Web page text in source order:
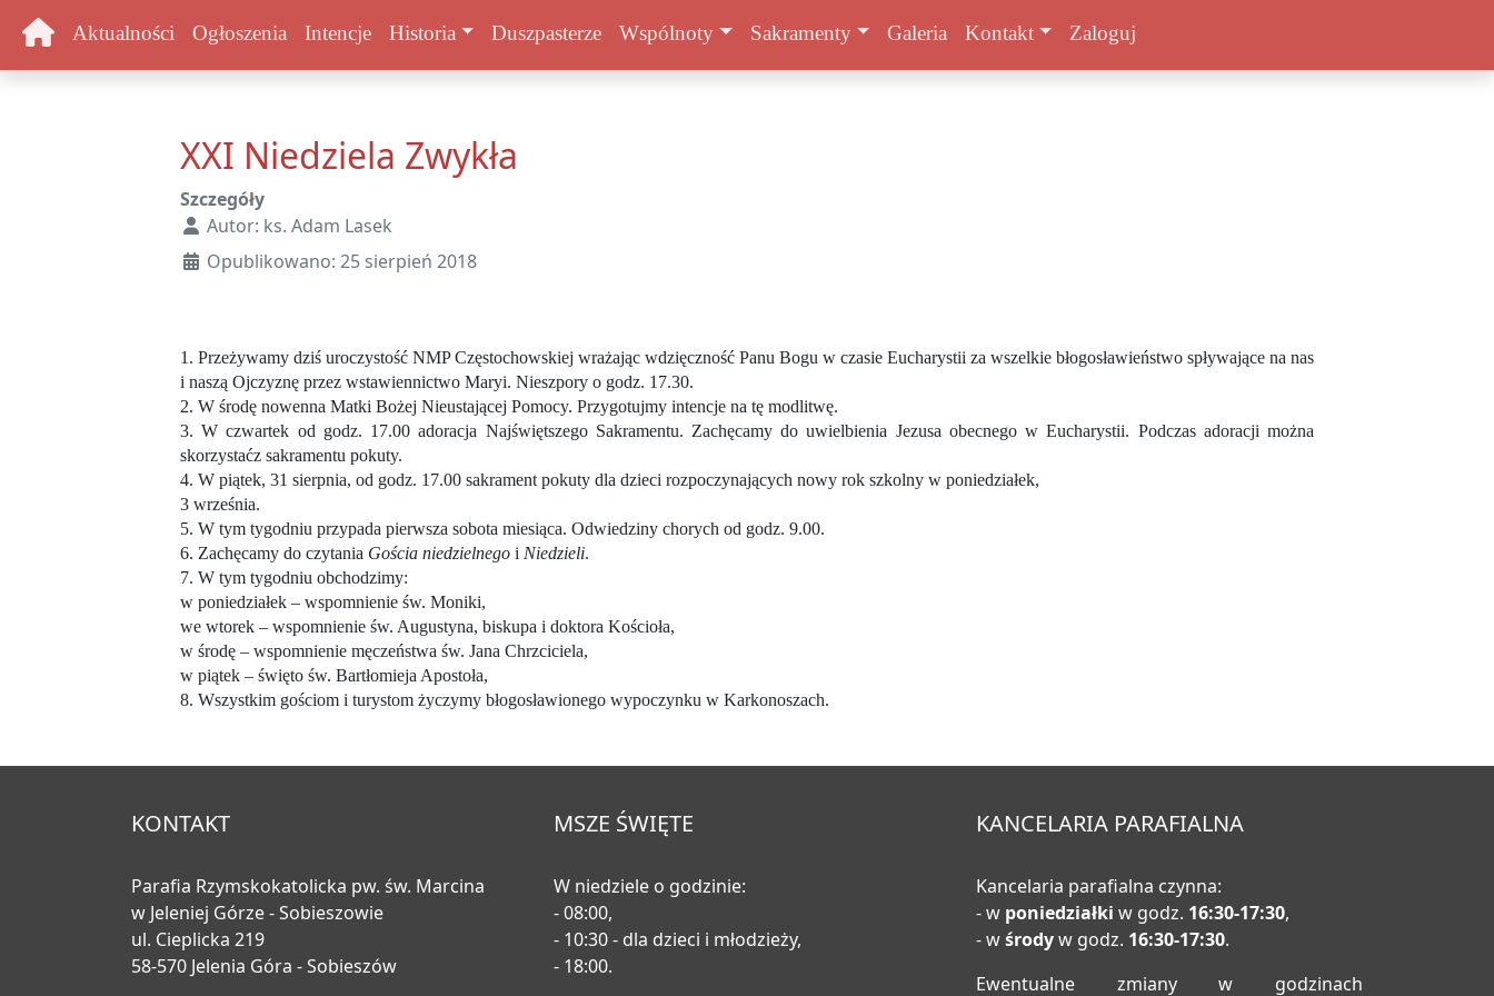
Aktualności Ogłoszenia Intencje Historia Duszpasterze Wspólnoty Sakramenty Galeria Kontakt Zaloguj
XXI Niedziela Zwykła
Szczegóły
Autor: ks. Adam Lasek
Opublikowano: 25 sierpień 2018
1. Przeżywamy dziś uroczystość NMP Częstochowskiej wrażając wdzięczność Panu Bogu w czasie Eucharystii za wszelkie błogosławieństwo spływające na nas
i naszą Ojczyznę przez wstawiennictwo Maryi. Nieszpory o godz. 17.30.
2. W środę nowenna Matki Bożej Nieustającej Pomocy. Przygotujmy intencje na tę modlitwę.
3. W czwartek od godz. 17.00 adoracja Najświętszego Sakramentu. Zachęcamy do uwielbienia Jezusa obecnego w Eucharystii. Podczas adoracji można
skorzystaćz sakramentu pokuty.
4. W piątek, 31 sierpnia, od godz. 17.00 sakrament pokuty dla dzieci rozpoczynających nowy rok szkolny w poniedziałek,
3 września.
5. W tym tygodniu przypada pierwsza sobota miesiąca. Odwiedziny chorych od godz. 9.00.
6. Zachęcamy do czytania Gościa niedzielnego i Niedzieli.
7. W tym tygodniu obchodzimy:
w poniedziałek – wspomnienie św. Moniki,
we wtorek – wspomnienie św. Augustyna, biskupa i doktora Kościoła,
w środę – wspomnienie męczeństwa św. Jana Chrzciciela,
w piątek – święto św. Bartłomieja Apostoła,
8. Wszystkim gościom i turystom życzymy błogosławionego wypoczynku w Karkonoszach.
KONTAKT
Parafia Rzymskokatolicka pw. św. Marcina
w Jeleniej Górze - Sobieszowie
ul. Cieplicka 219
58-570 Jelenia Góra - Sobieszów
MSZE ŚWIĘTE
W niedziele o godzinie:
- 08:00,
- 10:30 - dla dzieci i młodzieży,
- 18:00.
KANCELARIA PARAFIALNA
Kancelaria parafialna czynna:
- w poniedziałki w godz. 16:30-17:30,
- wśrodyw godz. 16:30-17:30.
Ewentualne zmiany w godzinach